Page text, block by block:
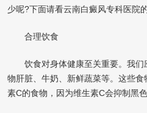
少呢?下面请看云南白癜风专科医院的
合理饮食
饮食对身体健康至关重要。我们
物肝脏、牛奶、新鲜蔬菜等。这些
素C的食物，因为维生素C会抑制黑色